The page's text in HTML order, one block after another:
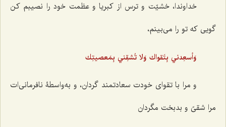
خداوندا، خشیّت و ترس از کبریا و عظمت خود را نصیبم کن
گویی که تو را می‌بینم،
وَأسعِدني بِتَقواك وَلا تُشقِني بِمَعصيتِك
و مرا با تقوای خودت سعادتمند گردان، و به‌واسطۀ نافرمانی‌ات
مرا شقىّ و بدبخت مگردان